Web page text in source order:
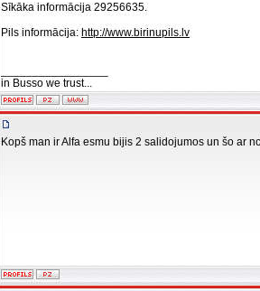
Sīkāka informācija 29256635.
Pils informācija: http://www.birinupils.lv
in Busso we trust...
Kopš man ir Alfa esmu bijis 2 salidojumos un šo ar